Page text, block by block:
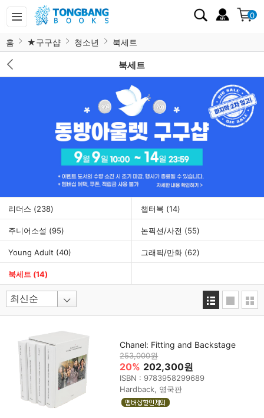
0
홈 ★구구샵 청소년 북세트
북세트
리더스 (238) 챕터북 (14)
주니어소설 (95) 논픽션/사전 (55)
Young Adult (40) 그래픽/만화 (62)
북세트 (14)
Chanel: Fitting and Backstage
253,000원
20% 202,300원
ISBN : 9783958299689
Hardback, 영국판